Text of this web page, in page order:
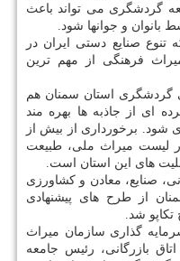
گردشگری می تواند باعث
و جوانها شود.
تنوع صنایع دستی ایران در
فرهنگی از مهم ترین
گردشگری استان سمنان هم
ای از جاذبه ها بهره مند
شود. برخورداری از بیش از
در لیست میراث ملی، طبیعت
های این استان است.
صنایع، معادن و كشاورزی
از طرح های پیشنهادی
شد.
گذاری سازمان میراث
بازرگانی، رئیس جامعه